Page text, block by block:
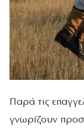
Παρά τις
γνωρίζουν